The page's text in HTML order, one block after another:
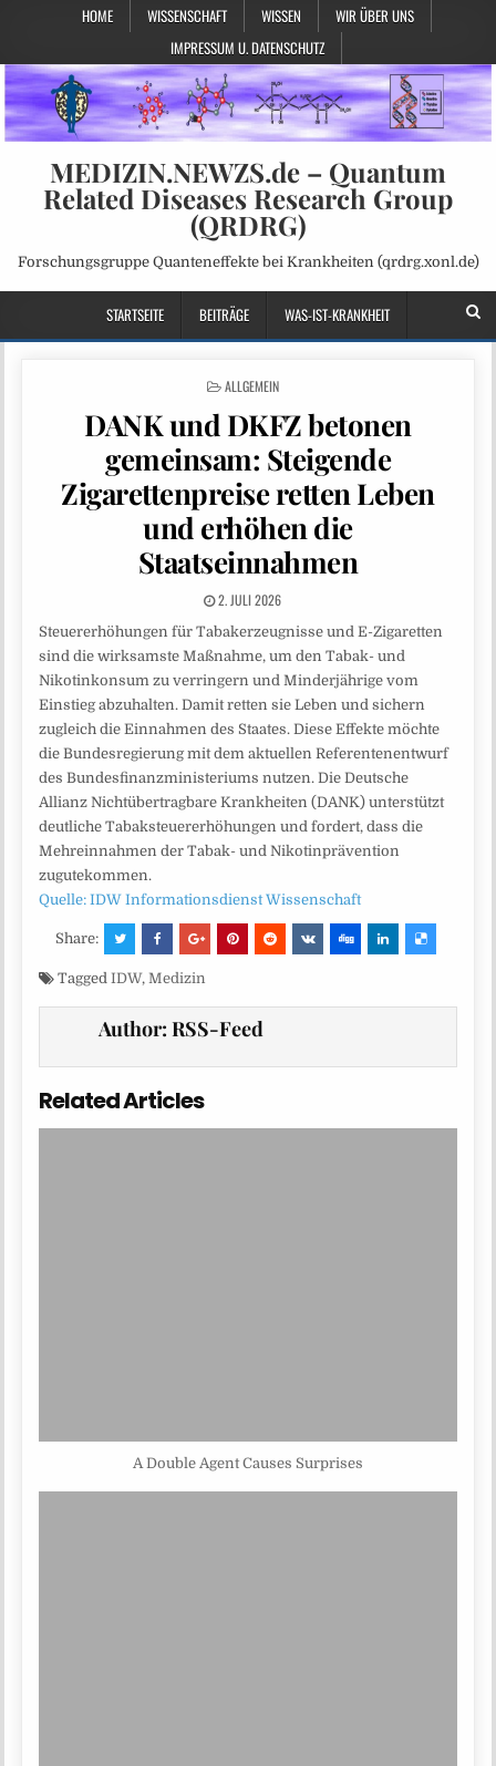
HOME WISSENSCHAFT WISSEN
WIR ÜBER UNS
IMPRESSUM U. DATENSCHUTZ
MEDIZIN.NEWZS.de – Quantum
Related Diseases Research Group
(QRDRG)
Forschungsgruppe Quanteneffekte bei Krankheiten (qrdrg.xonl.de)
STARTSEITE BEITRÄGE WAS-IST-KRANKHEIT
POSTED
ALLGEMEIN
DANK und DKFZ betonen
gemeinsam: Steigende
Zigarettenpreise retten Leben
und erhöhen die
Staatseinnahmen
2. JULI 2026
Steuererhöhungen für Tabakerzeugnisse und E-Zigaretten
sind die wirksamste Maßnahme, um den Tabak- und
Nikotinkonsum zu verringern und Minderjährige vom
Einstieg abzuhalten. Damit retten sie Leben und sichern
zugleich die Einnahmen des Staates. Diese Effekte möchte
die Bundesregierung mit dem aktuellen Referentenentwurf
des Bundesfinanzministeriums nutzen. Die Deutsche
Allianz Nichtübertragbare Krankheiten (DANK) unterstützt
deutliche Tabaksteuererhöhungen und fordert, dass die
Mehreinnahmen der Tabak- und Nikotinprävention
zugutekommen.
Quelle: IDW Informationsdienst Wissenschaft
Share:
TaggedIDW,Medizin
Author:RSS-Feed
Related Articles
A Double Agent Causes Surprises